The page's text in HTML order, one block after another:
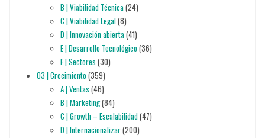
B | Viabilidad Técnica(24)
C | Viabilidad Legal(8)
D | Innovación abierta(41)
E | Desarrollo Tecnológico(36)
F | Sectores (30)
03 | Crecimiento(359)
A | Ventas (46)
B | Marketing(84)
C | Growth – Escalabilidad(47)
D | Internacionalizar(200)